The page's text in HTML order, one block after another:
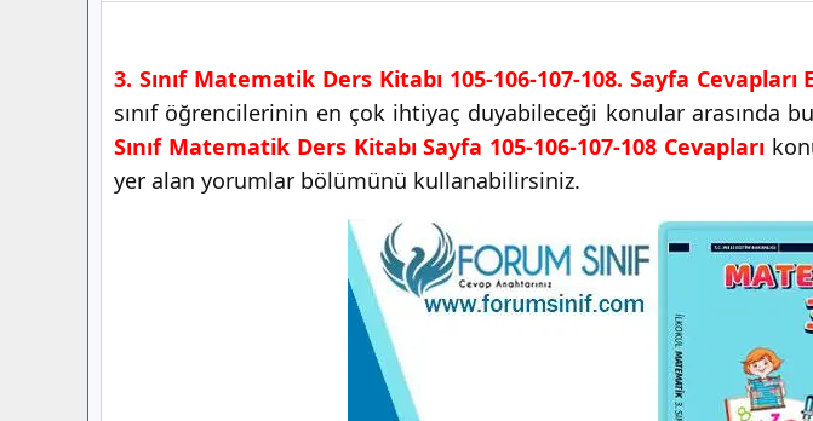
3. Sınıf Matematik Ders Kitabı 105-106-107-108. Sayfa Cevapları
sınıf öğrencilerinin en çok ihtiyaç duyabileceği konular arasında
Sınıf Matematik Ders Kitabı Sayfa 105-106-107-108 Cevapları
yer alan yorumlar bölümünü kullanabilirsiniz.